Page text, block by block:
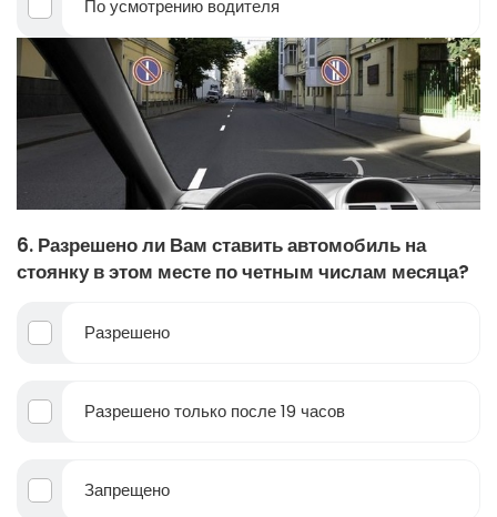
По усмотрению водителя
6. Разрешено ли Вам ставить автомобиль на
стоянку в этом месте по четным числам месяца?
Разрешено
Разрешено только после 19 часов
Запрещено